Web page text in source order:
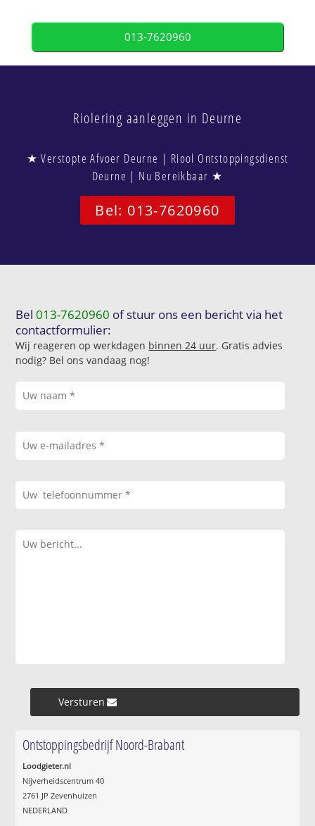
013-7620960
Riolering aanleggen in Deurne
★ Verstopte Afvoer Deurne | Riool Ontstoppingsdienst
Deurne | Nu Bereikbaar ★
Bel: 013-7620960
Bel013-7620960 of stuur ons een bericht via het
contactformulier:
Wij reageren op werkdagen binnen 24 uur. Gratis advies
nodig? Bel ons vandaag nog!
Versturen »
Ontstoppingsbedrijf Noord-Brabant
Loodgieter.nl
Nijverheidscentrum 40
2761 JP Zevenhuizen
NEDERLAND